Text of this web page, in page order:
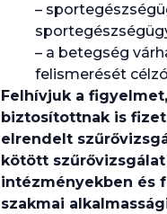
–
– a betegség
felismerését
Felhívjuk a
biztosítottnak is
elrendelt
kötött
intézményekben és
szakmai